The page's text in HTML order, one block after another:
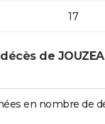
17
de
en nombre de